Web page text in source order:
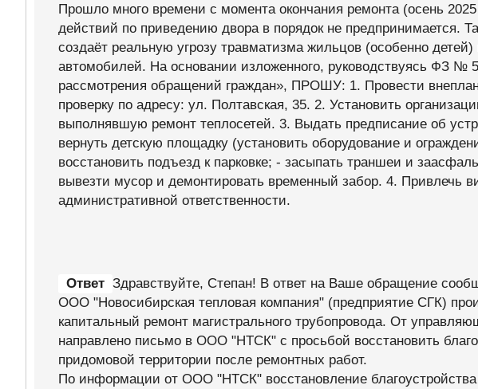
Прошло много времени с момента окончания ремонта (осень 2025
действий по приведению двора в порядок не предпринимается.
создаёт реальную угрозу травматизма жильцов (особенно
автомобилей. На основании изложенного, руководствуясь ФЗ №
рассмотрения обращений граждан», ПРОШУ: 1. Провести
проверку по адресу: ул. Полтавская, 35. 2. Установить
выполнявшую ремонт теплосетей. 3. Выдать предписание об
вернуть детскую площадку (установить оборудование и
восстановить подъезд к парковке; - засыпать траншеи и
вывезти мусор и демонтировать временный забор. 4. Привлечь
административной ответственности.
Ответ Здравствуйте, Степан! В ответ на Ваше обращение
ООО "Новосибирская тепловая компания" (предприятие СГК)
капитальный ремонт магистрального трубопровода. От
направлено письмо в ООО "НТСК" с просьбой восстановить
придомовой территории после ремонтных работ.
По информации от ООО "НТСК" восстановление благоустройства